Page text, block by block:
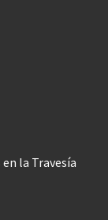
la Travesía